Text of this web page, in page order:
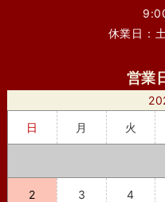
休業日：
営業
日
月 火
2 3 4